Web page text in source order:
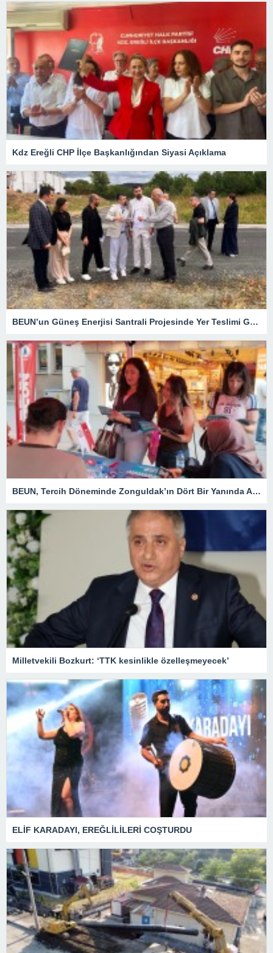
Kdz Ereğli CHP İlçe Başkanlığından Siyasi Açıklama
BEUN’un Güneş Enerjisi Santrali Projesinde Yer Teslimi Gerçekleştirildi
BEUN, Tercih Döneminde Zonguldak’ın Dört Bir Yanında Aday Öğrencilerle Buluşuyor
Milletvekili Bozkurt: ‘TTK kesinlikle özelleşmeyecek’
ELİF KARADAYI, EREĞLİLİLERİ COŞTURDU